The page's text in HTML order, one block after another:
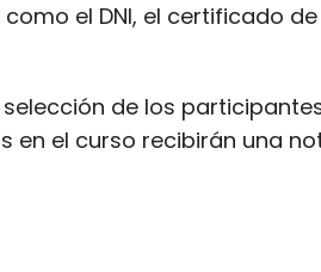
el DNI, el certificado
de los
en el curso recibirán una